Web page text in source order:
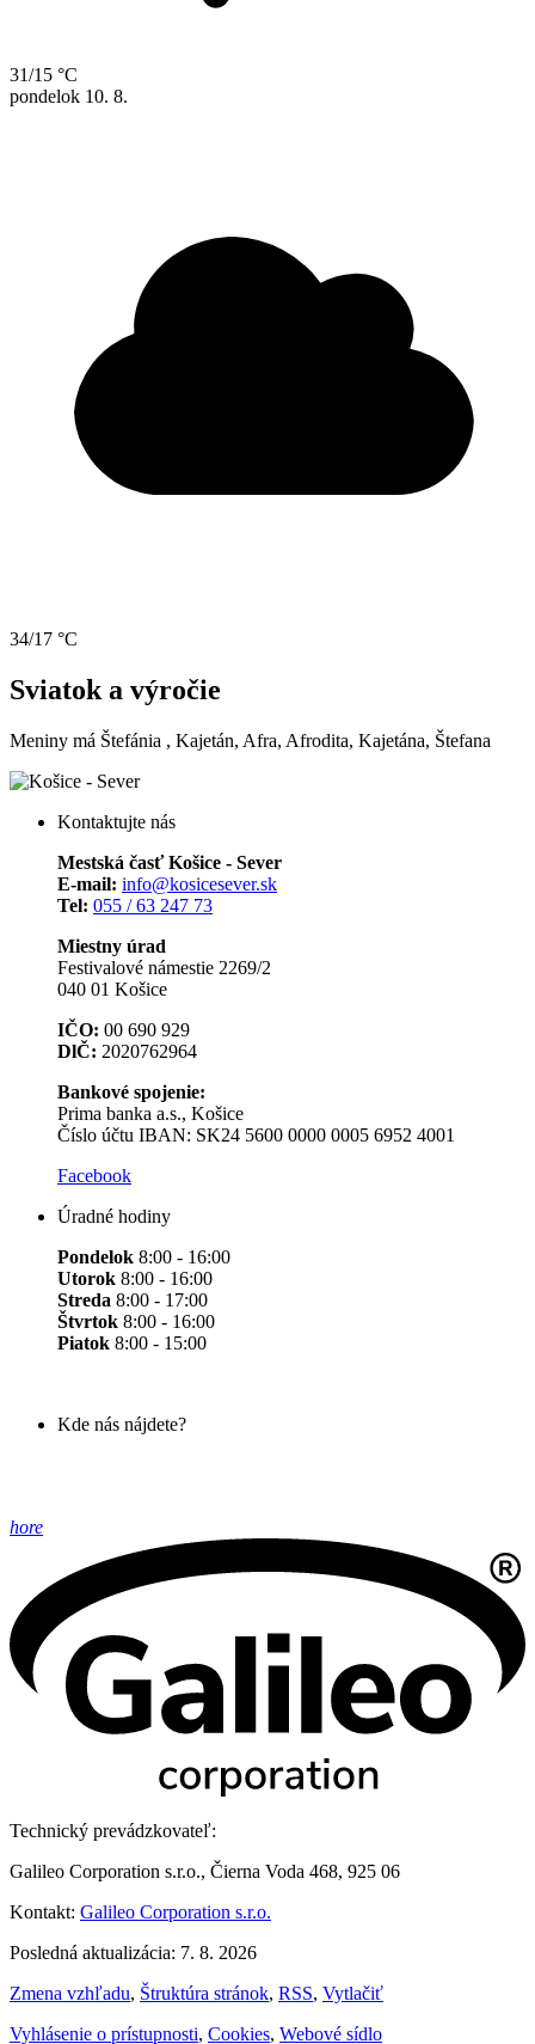
31/15 °C
pondelok 10. 8.
34/17 °C
Sviatok a výročie
Meniny má Štefánia , Kajetán, Afra, Afrodita, Kajetána, Štefana
Kontaktujte nás
Mestská časť Košice - Sever
E-mail: info@kosicesever.sk
Tel: 055 / 63 247 73
Miestny úrad
Festivalové námestie 2269/2
040 01 Košice
IČO: 00 690 929
DlČ: 2020762964
Bankové spojenie:
Prima banka a.s., Košice
Číslo účtu IBAN: SK24 5600 0000 0005 6952 4001
Facebook
Úradné hodiny
Pondelok 8:00 - 16:00
Utorok 8:00 - 16:00
Streda 8:00 - 17:00
Štvrtok 8:00 - 16:00
Piatok 8:00 - 15:00
Kde nás nájdete?
hore
Technický prevádzkovateľ:
Galileo Corporation s.r.o., Čierna Voda 468, 925 06
Kontakt: Galileo Corporation s.r.o.
Posledná aktualizácia: 7. 8. 2026
Zmena vzhľadu, Štruktúra stránok, RSS, Vytlačiť
Vyhlásenie o prístupnosti, Cookies, Webové sídlo